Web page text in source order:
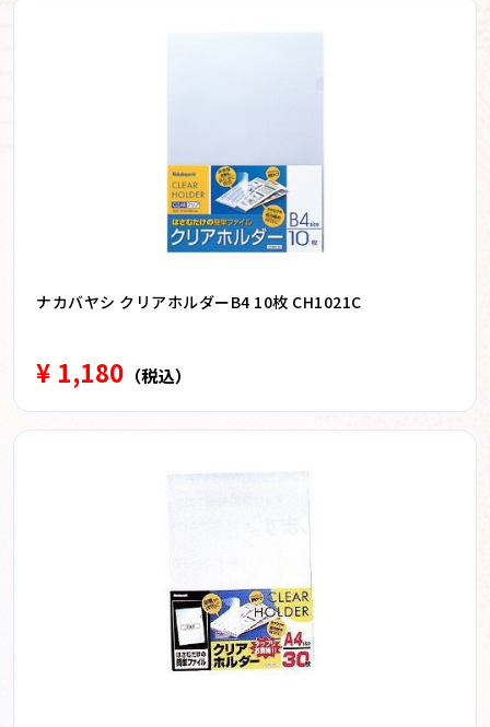
ナカバヤシ クリアホルダーB4 10枚 CH1021C
¥ 1,180 （税込）